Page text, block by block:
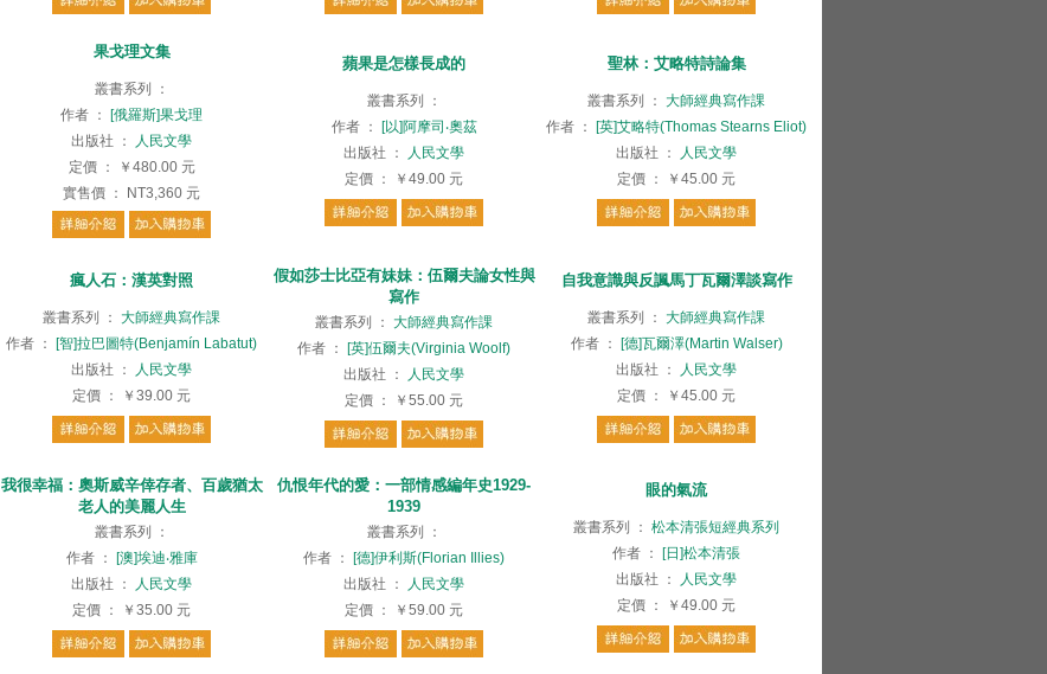
果戈理文集
叢書系列
：
作者 ：
[俄羅斯]果戈理
出版社
：
人民文學
定價
： ￥480.00 元
實售價 ： NT3,360 元
蘋果是怎樣長成的
叢書系列
：
作者
：
[以]阿摩司‧奧茲
出版社
：
人民文學
定價 ： ￥49.00 元
聖林：艾略特詩論集
叢書系列 ： 大師經典寫作課
作者 ：
[英]艾略特(Thomas Stearns Eliot)
出版社
：
人民文學
定價 ： ￥45.00 元
瘋人石：漢英對照
叢書系列 ： 大師經典寫作課
作者 ：
[智]拉巴圖特(Benjamín Labatut)
出版社
：
人民文學
定價 ： ￥39.00 元
假如莎士比亞有妹妹：伍爾夫論女性與
寫作
叢書系列 ： 大師經典寫作課
作者 ：
[英]伍爾夫(Virginia Woolf)
出版社
：
人民文學
定價 ： ￥55.00 元
自我意識與反諷馬丁瓦爾澤談寫作
叢書系列 ： 大師經典寫作課
作者
：
[德]瓦爾澤(Martin Walser)
出版社
：
人民文學
定價 ： ￥45.00 元
我很幸福：奧斯威辛倖存者、百歲猶太
老人的美麗人生
叢書系列
：
作者
：
[澳]埃迪‧雅庫
出版社
：
人民文學
定價 ： ￥35.00 元
仇恨年代的愛：一部情感編年史1929-
1939
叢書系列
：
作者 ：
[德]伊利斯(Florian Illies)
出版社
：
人民文學
定價 ： ￥59.00 元
眼的氣流
叢書系列 ： 松本清張短經典系列
作者 ：
[日]松本清張
出版社
：
人民文學
定價 ： ￥49.00 元